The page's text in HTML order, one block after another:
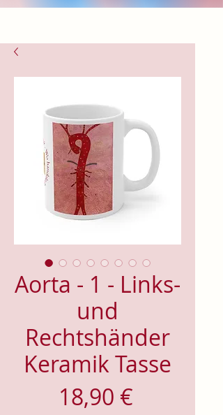
Aorta - 1 - Links-
und
Rechtshänder
Keramik Tasse
18,90 €